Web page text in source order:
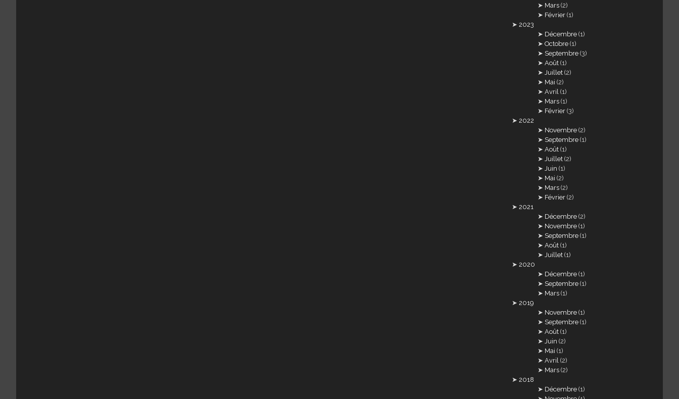
Mars (2)
Février (1)
2023
Décembre (1)
Octobre (1)
Septembre (3)
Août (1)
Juillet (2)
Mai (2)
Avril (1)
Mars (1)
Février (3)
2022
Novembre (2)
Septembre (1)
Août (1)
Juillet (2)
Juin (1)
Mai (2)
Mars (2)
Février (2)
2021
Décembre (2)
Novembre (1)
Septembre (1)
Août (1)
Juillet (1)
2020
Décembre (1)
Septembre (1)
Mars (1)
2019
Novembre (1)
Septembre (1)
Août (1)
Juin (2)
Mai (1)
Avril (2)
Mars (2)
2018
Décembre (1)